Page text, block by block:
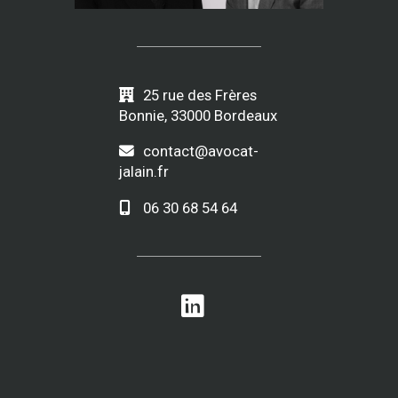
25 rue des Frères
Bonnie, 33000 Bordeaux
contact@avocat-
jalain.fr
06 30 68 54 64